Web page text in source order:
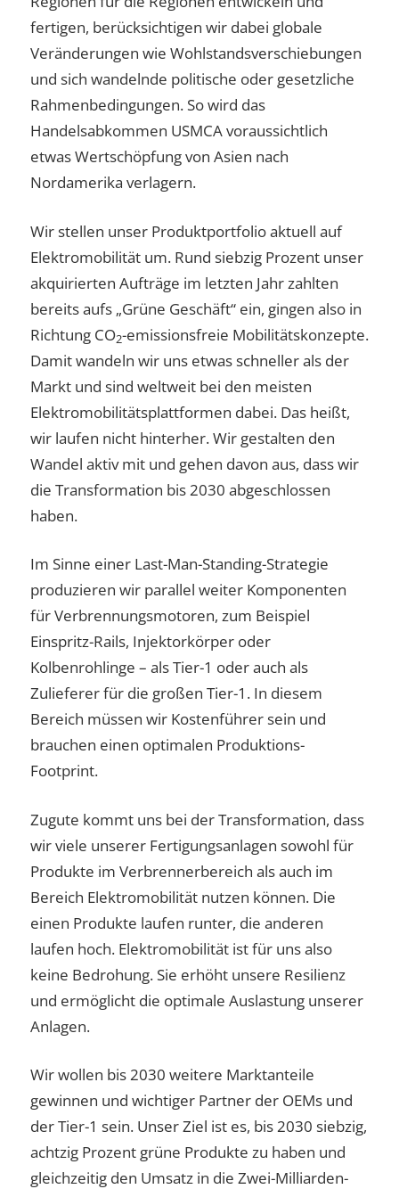
fertigen, berücksichtigen wir dabei globale
Veränderungen wie Wohlstandsverschiebungen
und sich wandelnde politische oder gesetzliche
Rahmenbedingungen. So wird das
Handelsabkommen USMCA voraussichtlich
etwas Wertschöpfung von Asien nach
Nordamerika verlagern.
Wir stellen unser Produktportfolio aktuell auf
Elektromobilität um. Rund siebzig Prozent unser
akquirierten Aufträge im letzten Jahr zahlten
bereits aufs „Grüne Geschäft“ ein, gingen also in
Richtung CO2-emissionsfreie Mobilitätskonzepte.
Damit wandeln wir uns etwas schneller als der
Markt und sind weltweit bei den meisten
Elektromobilitätsplattformen dabei. Das heißt,
wir laufen nicht hinterher. Wir gestalten den
Wandel aktiv mit und gehen davon aus, dass wir
die Transformation bis 2030 abgeschlossen
haben.
Im Sinne einer Last-Man-Standing-Strategie
produzieren wir parallel weiter Komponenten
für Verbrennungsmotoren, zum Beispiel
Einspritz-Rails, Injektorkörper oder
Kolbenrohlinge – als Tier-1 oder auch als
Zulieferer für die großen Tier-1. In diesem
Bereich müssen wir Kostenführer sein und
brauchen einen optimalen Produktions-
Footprint.
Zugute kommt uns bei der Transformation, dass
wir viele unserer Fertigungsanlagen sowohl für
Produkte im Verbrennerbereich als auch im
Bereich Elektromobilität nutzen können. Die
einen Produkte laufen runter, die anderen
laufen hoch. Elektromobilität ist für uns also
keine Bedrohung. Sie erhöht unsere Resilienz
und ermöglicht die optimale Auslastung unserer
Anlagen.
Wir wollen bis 2030 weitere Marktanteile
gewinnen und wichtiger Partner der OEMs und
der Tier-1 sein. Unser Ziel ist es, bis 2030 siebzig,
achtzig Prozent grüne Produkte zu haben und
gleichzeitig den Umsatz in die Zwei-Milliarden-